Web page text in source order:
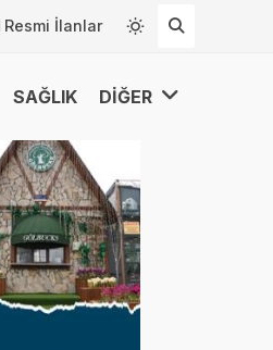
Resmi İlanlar
SAĞLIK DİĞER